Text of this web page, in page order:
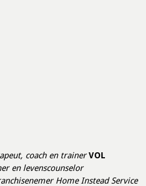
coach en trainerVOL
en levenscounselor
Home Instead Service